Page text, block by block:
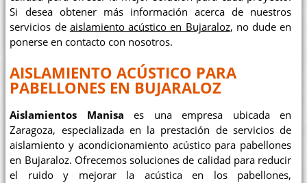
Si desea obtener más información acerca de nuestros
servicios de aislamiento acústico en Bujaraloz, no dude en
ponerse en contacto con nosotros.
AISLAMIENTO ACÚSTICO PARA
PABELLONES EN BUJARALOZ
Aislamientos Manisa es una empresa ubicada en
Zaragoza, especializada en la prestación de servicios de
aislamiento y acondicionamiento acústico para pabellones
en Bujaraloz. Ofrecemos soluciones de calidad para reducir
el ruido y mejorar la acústica en los pabellones,